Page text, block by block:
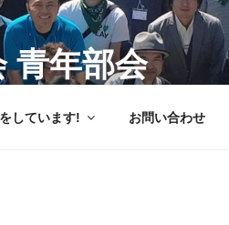
青年部会
しています! お問い合わせ